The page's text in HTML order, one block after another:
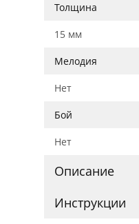
Толщина
15 мм
Мелодия
Нет
Бой
Нет
Описание
Инструкции